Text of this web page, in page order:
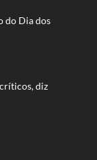
do Dia dos
diz